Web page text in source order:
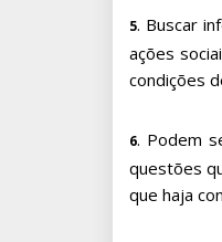
5. Buscar
ações
condições
6. Podem
questões
que haja